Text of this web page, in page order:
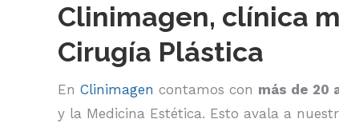
Clinimagen, clínica
Cirugía Plástica
En Clinimagen contamos con más de 20
y la Medicina Estética. Esto avala a